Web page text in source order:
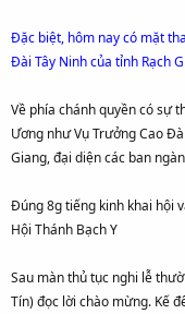
Đặc biệt, hôm nay có mặt
Đài Tây Ninh của tỉnh Rạch
Về phía chánh quyền có sự
Ương như Vụ Trưởng Cao
Giang, đại diện các ban
Đúng 8g tiếng kinh khai hội
Hội Thánh Bạch Y
Sau màn thủ tục nghi lễ
Tín) đọc lời chào mừng. Kế